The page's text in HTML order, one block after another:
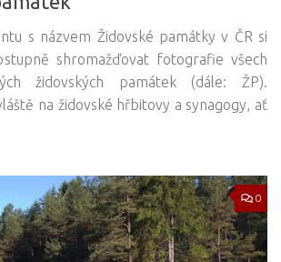
s názvem Židovské památky v ČR si
shromažďovat fotografie všech
židovských památek (dále: ŽP).
na židovské hřbitovy a synagogy, ať
0